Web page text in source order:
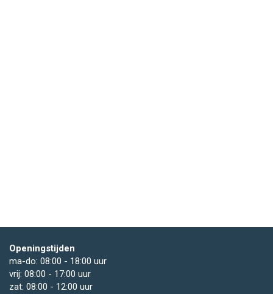
Openingstijden
ma-do: 08:00 - 18:00 uur
vrij: 08:00 - 17:00 uur
zat: 08:00 - 12:00 uur